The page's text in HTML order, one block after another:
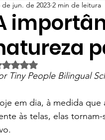
Ensino Médio
Paulo I - JOPA Escola
School | SchoolAdvisor
de jun. de 2023 2 min de leitura
Avaliado com NaN de 5
Tiny People Bilingual
em dia, à medida que
às telas, elas